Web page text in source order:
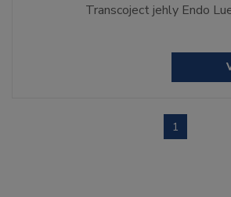
Transcoject jehly Endo
1